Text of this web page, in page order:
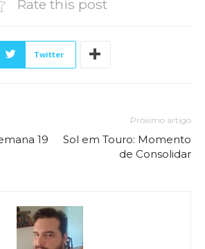
Rate this post
Twitter
19
Próximo artigo
Sol em Touro: Momento
de Consolidar